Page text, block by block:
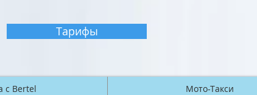
Тарифы
с Bertel Мото-Такси